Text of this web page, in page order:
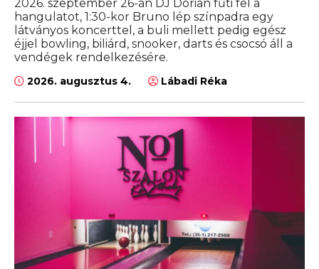
2026. szeptember 26-án DJ Dorian fűti fel a
hangulatot, 1:30-kor Bruno lép színpadra egy
látványos koncerttel, a buli mellett pedig egész
éjjel bowling, biliárd, snooker, darts és csocsó áll a
vendégek rendelkezésére.
2026. augusztus 4. Lábadi Réka